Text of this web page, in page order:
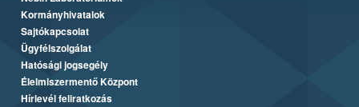
Kormányhivatalok
Sajtókapcsolat
Ügyfélszolgálat
Hatósági jogsegély
Élelmiszermentő Központ
Hírlevél feliratkozás